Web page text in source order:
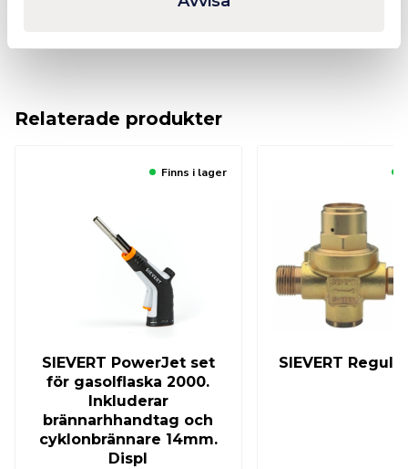
Relaterade produkter
Finns i lager
SIEVERT PowerJet set
för gasolflaska 2000.
Inkluderar
brännarhhandtag och
cyklonbrännare 14mm.
Displ
SIEVERT